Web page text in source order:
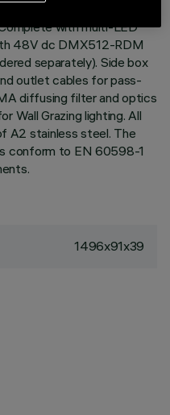
with multi-LED
48V dc DMX512-RDM
separately). Side box
outlet cables for pass-
diffusing filter and optics
Wall Grazing lighting. All
A2 stainless steel. The
conform to EN 60598-1
1496x91x39